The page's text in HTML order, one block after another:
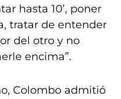
hasta 10’, poner
tratar de entender
del otro y no
encima”.
Colombo admitió